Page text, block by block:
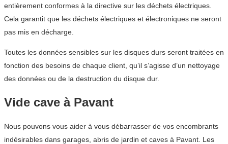
entièrement conformes à la directive sur les déchets électriques.
Cela garantit que les déchets électriques et électroniques ne seront
pas mis en décharge.
Toutes les données sensibles sur les disques durs seront traitées en
fonction des besoins de chaque client, qu’il s’agisse d’un nettoyage
des données ou de la destruction du disque dur.
Vide cave à Pavant
Nous pouvons vous aider à vous débarrasser de vos encombrants
indésirables dans garages, abris de jardin et caves à Pavant. Les